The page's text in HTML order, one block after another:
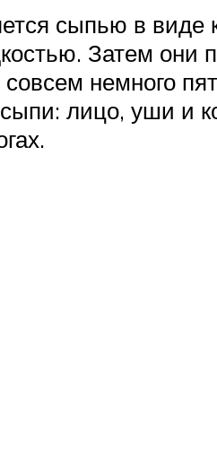
сыпью в
Затем они
совсем немного
лицо, уши и